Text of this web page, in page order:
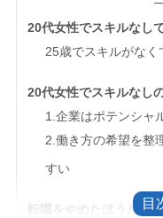
20代女性でスキルなし
25歳でスキルがなく
20代女性でスキルなし
1.企業はポテンシャ
2.働き方の希望を整
すい
転職をやめたほうがい